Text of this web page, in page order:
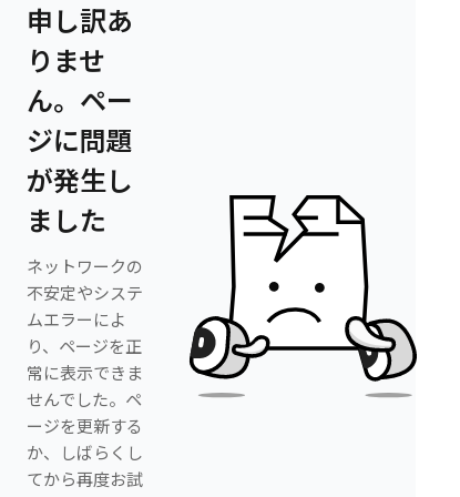
申し訳あ
りませ
ん。ペー
ジに問題
が発生し
ました
ネットワークの
不安定やシステ
ムエラーによ
り、ページを正
常に表示できま
せんでした。ペ
ージを更新する
か、しばらくし
てから再度お試